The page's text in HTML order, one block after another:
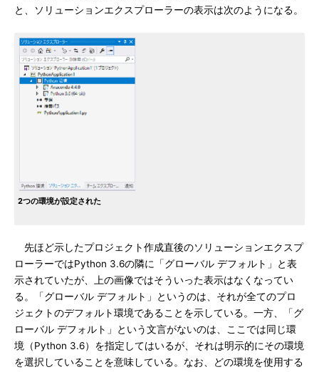
と、ソリューションエクスプローラーの表示は次のようになる。
2つの環境が設定された
先ほど示したプロジェクト作成直後のソリューションエクスプ
ローラーではPython 3.6の隣に「グローバル デフォルト」と表
示されていたが、上の画像ではそういった表示はなくなってい
る。「グローバル デフォルト」というのは、それが全てのプロ
ジェクトのデフォルト環境であることを示している。一方、「グ
ローバル デフォルト」という文言がないのは、ここでは同じ環
境（Python 3.6）を指定してはいるが、それは明示的にその環境
を選択していることを意味している。なお、どの環境を使用する